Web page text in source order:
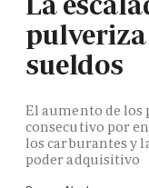
sueldos
El aumento de los
consecutivo por
los carburantes y
poder adquisitivo